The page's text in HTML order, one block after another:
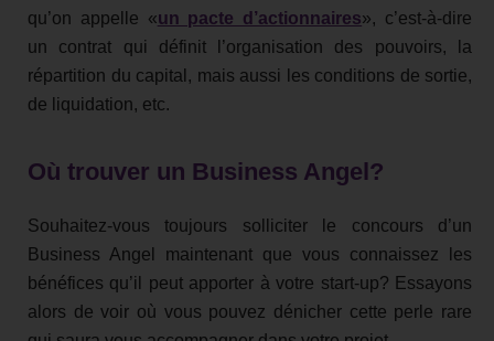
qu’on appelle «un pacte d’actionnaires», c’est-à-dire
un contrat qui définit l’organisation des pouvoirs, la
répartition du capital, mais aussi les conditions de sortie,
de liquidation, etc.
Où trouver un Business Angel?
Souhaitez-vous toujours solliciter le concours d’un
Business Angel maintenant que vous connaissez les
bénéfices qu’il peut apporter à votre start-up? Essayons
alors de voir où vous pouvez dénicher cette perle rare